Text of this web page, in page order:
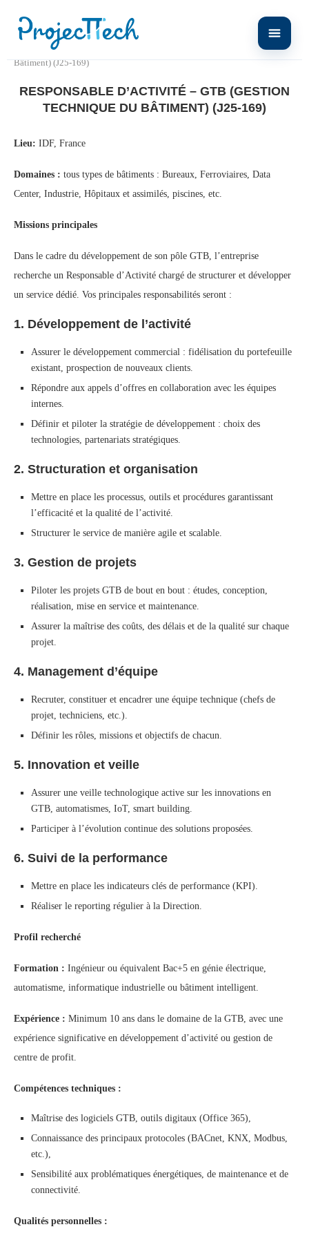
Responsable d’Activité – GTB (Gestion Technique du
Bâtiment) (J25-169)
RESPONSABLE D’ACTIVITÉ – GTB (GESTION
TECHNIQUE DU BÂTIMENT) (J25-169)
Lieu: IDF, France
Domaines : tous types de bâtiments : Bureaux, Ferroviaires, Data
Center, Industrie, Hôpitaux et assimilés, piscines, etc.
Missions principales
Dans le cadre du développement de son pôle GTB, l’entreprise
recherche un Responsable d’Activité chargé de structurer et développer
un service dédié. Vos principales responsabilités seront :
1. Développement de l’activité
Assurer le développement commercial : fidélisation du portefeuille
existant, prospection de nouveaux clients.
Répondre aux appels d’offres en collaboration avec les équipes
internes.
Définir et piloter la stratégie de développement : choix des
technologies, partenariats stratégiques.
2. Structuration et organisation
Mettre en place les processus, outils et procédures garantissant
l’efficacité et la qualité de l’activité.
Structurer le service de manière agile et scalable.
3. Gestion de projets
Piloter les projets GTB de bout en bout : études, conception,
réalisation, mise en service et maintenance.
Assurer la maîtrise des coûts, des délais et de la qualité sur chaque
projet.
4. Management d’équipe
Recruter, constituer et encadrer une équipe technique (chefs de
projet, techniciens, etc.).
Définir les rôles, missions et objectifs de chacun.
5. Innovation et veille
Assurer une veille technologique active sur les innovations en
GTB, automatismes, IoT, smart building.
Participer à l’évolution continue des solutions proposées.
6. Suivi de la performance
Mettre en place les indicateurs clés de performance (KPI).
Réaliser le reporting régulier à la Direction.
Profil recherché
Formation : Ingénieur ou équivalent Bac+5 en génie électrique,
automatisme, informatique industrielle ou bâtiment intelligent.
Expérience : Minimum 10 ans dans le domaine de la GTB, avec une
expérience significative en développement d’activité ou gestion de
centre de profit.
Compétences techniques :
Maîtrise des logiciels GTB, outils digitaux (Office 365),
Connaissance des principaux protocoles (BACnet, KNX, Modbus,
etc.),
Sensibilité aux problématiques énergétiques, de maintenance et de
connectivité.
Qualités personnelles :